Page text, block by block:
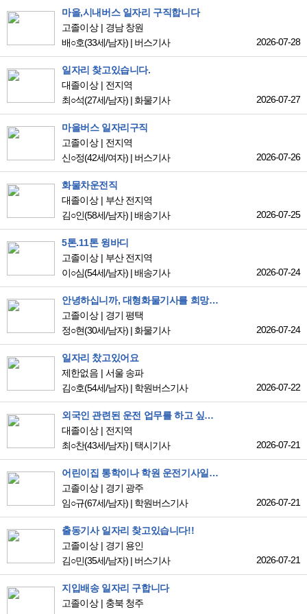
마을,시내버스 일자리 구직합니다
고졸이상
경남 창원
배○호(33세/남자) | 버스기사 2026-07-28
일자리 찾고있습니다.
대졸이상
전지역
최○석(27세/남자) | 화물기사 2026-07-27
마을버스 일자리구직
고졸이상
전지역
신○정(42세/여자) | 버스기사 2026-07-26
화물차운전직
대졸이상
부산 전지역
김○인(58세/남자) |배송기사 2026-07-25
5톤.11톤 윙바디
고졸이상
부산 전지역
이○심(54세/남자) |배송기사 2026-07-24
안녕하십니까, 대형화물기사를 희망하여 지원하였습니다!
고졸이상
경기 평택
정○현(30세/남자) | 화물기사 2026-07-24
일자리 찼고있어요
제한없음
서울 송파
김○호(54세/남자) | 학원버스기사 2026-07-22
외국인 관련된 운전 업무를 하고 싶어요
대졸이상
전지역
최○찬(43세/남자) | 택시기사 2026-07-21
어린이집 통학이나 학원 운전기사일을 찾고있습니다
고졸이상
경기 광주
임○규(67세/남자) | 학원버스기사 2026-07-21
출동기사 일자리 찾고있습니다!!
고졸이상
경기 용인
김○민(35세/남자) | 버스기사 2026-07-21
지입배송 일자리 구합니다
고졸이상
충북 청주